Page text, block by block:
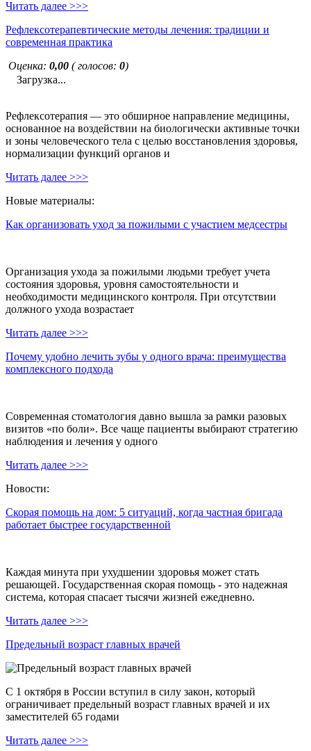
Читать далее >>>
Рефлексотерапевтические методы лечения: традиции и
современная практика
Оценка: 0,00 ( голосов: 0)
Загрузка...
Рефлексотерапия — это обширное направление медицины,
основанное на воздействии на биологически активные точки
и зоны человеческого тела с целью восстановления здоровья,
нормализации функций органов и
Читать далее >>>
Новые материалы:
Как организовать уход за пожилыми с участием медсестры
Организация ухода за пожилыми людьми требует учета
состояния здоровья, уровня самостоятельности и
необходимости медицинского контроля. При отсутствии
должного ухода возрастает
Читать далее >>>
Почему удобно лечить зубы у одного врача: преимущества
комплексного подхода
Современная стоматология давно вышла за рамки разовых
визитов «по боли». Все чаще пациенты выбирают стратегию
наблюдения и лечения у одного
Читать далее >>>
Новости:
Скорая помощь на дом: 5 ситуаций, когда частная бригада
работает быстрее государственной
Каждая минута при ухудшении здоровья может стать
решающей. Государственная скорая помощь - это надежная
система, которая спасает тысячи жизней ежедневно.
Читать далее >>>
Предельный возраст главных врачей
С 1 октября в России вступил в силу закон, который
ограничивает предельный возраст главных врачей и их
заместителей 65 годами
Читать далее >>>